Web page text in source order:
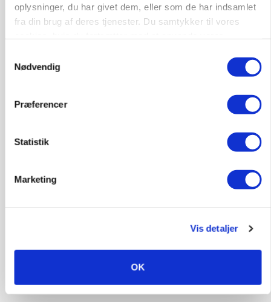
oplysninger, du har givet dem, eller som de har indsamlet
fra din brug af deres tjenester. Du samtykker til vores
Nødvendig
Præferencer
Statistik
Marketing
Vis detaljer
OK
Annonce
Grisenoteringen står stille